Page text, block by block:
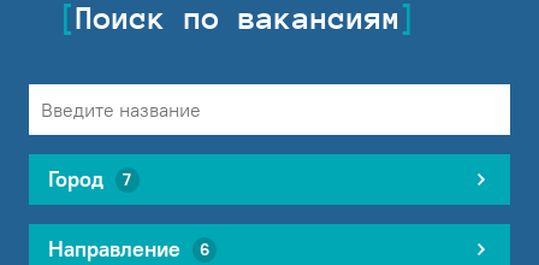
Поиск по вакансиям
Город 7
Направление 6